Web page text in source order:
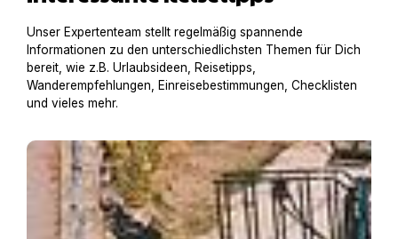
Unser Expertenteam stellt regelmäßig spannende
Informationen zu den unterschiedlichsten Themen für Dich
bereit, wie z.B. Urlaubsideen, Reisetipps,
Wanderempfehlungen, Einreisebestimmungen, Checklisten
und vieles mehr.
Hausboot mit Hund